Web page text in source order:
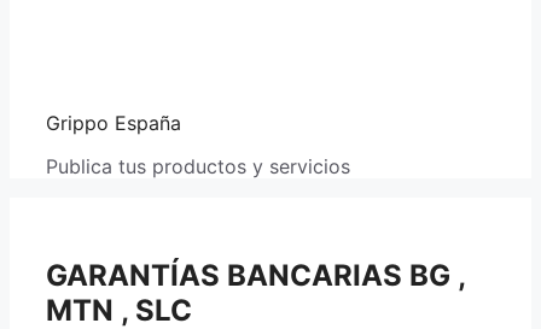
Grippo España
Publica tus productos y servicios
GARANTÍAS BANCARIAS BG ,
MTN , SLC